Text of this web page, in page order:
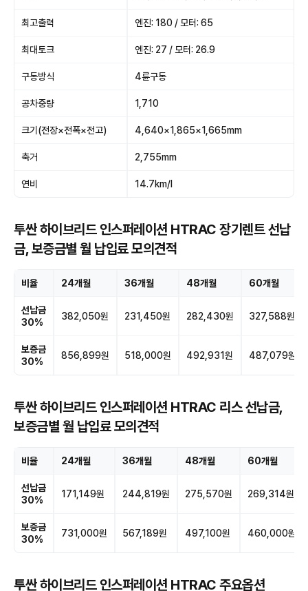
최고출력 엔진: 180 / 모터: 65
최대토크 엔진: 27 / 모터: 26.9
구동방식 4륜구동
공차중량 1,710
크기(전장×전폭×전고) 4,640×1,865×1,665mm
축거 2,755mm
연비 14.7km/l
투싼 하이브리드 인스퍼레이션 HTRAC 장기렌트 선납
금, 보증금별 월 납입료 모의견적
비율 24개월 36개월 48개월 60개월
선납금
30%
382,050원 231,450원 282,430원 327,588원
보증금
30%
856,899원 518,000원 492,931원 487,079원
투싼 하이브리드 인스퍼레이션 HTRAC 리스 선납금,
보증금별 월 납입료 모의견적
비율 24개월 36개월 48개월 60개월
선납금
30%
171,149원 244,819원 275,570원 269,314원
보증금
30%
731,000원 567,189원 497,100원 460,000원
투싼 하이브리드 인스퍼레이션 HTRAC 주요옵션